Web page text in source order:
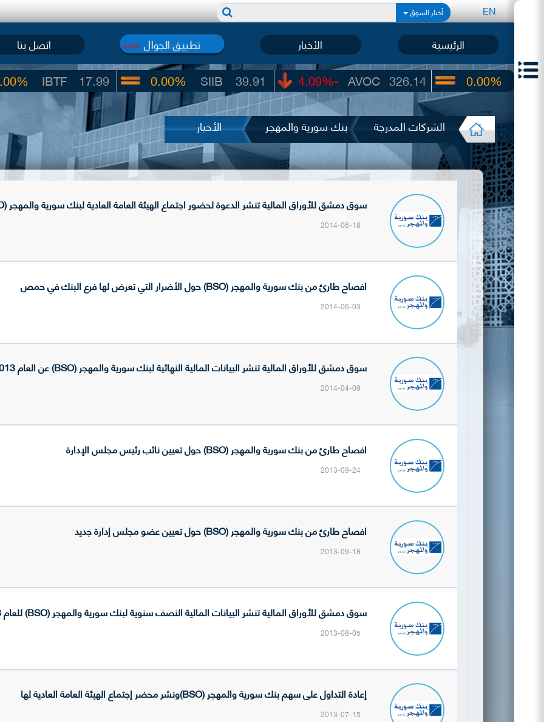
EN أخبار السوق
الرئيسية الأخبار تطبيق الجوال جديد اتصل بنا
17.99
IBTF 39.91
SIIB
0.00% 326.14
AVOC
-4.09% 22.65
UIC
0.00%
الشركات المدرجة بنك سورية والمهجر الأخبار
سوق دمشق للأوراق المالية تنشر الدعوة لحضور اجتماع الهيئة العامة العادية لبنك سورية والمهجر (BSO)
2014-06-18
افصاح طارئ من بنك سورية والمهجر (BSO) حول الأضرار التي تعرض لها فرع البنك في حمص
2014-06-03
سوق دمشق للأوراق المالية تنشر البيانات المالية النهائية لبنك سورية والمهجر (BSO) عن العام 2013
2014-04-09
افصاح طارئ من بنك سورية والمهجر (BSO) حول تعيين نائب رئيس مجلس الإدارة
2013-09-24
افصاح طارئ من بنك سورية والمهجر (BSO) حول تعيين عضو مجلس إدارة جديد
2013-09-18
سوق دمشق للأوراق المالية تنشر البيانات المالية النصف سنوية لبنك سورية والمهجر (BSO) للعام 2013
2013-08-05
إعادة التداول على سهم بنك سورية والمهجر (BSO)ونشر محضر إجتماع الهيئة العامة العادية لها
2013-07-15